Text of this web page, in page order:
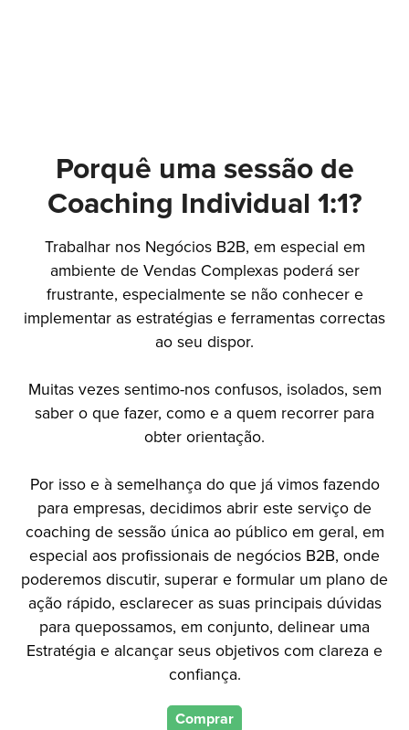
Porquê uma sessão de
Coaching Individual 1:1?
Trabalhar nos Negócios B2B, em especial em
ambiente de Vendas Complexas poderá ser
frustrante, especialmente se não conhecer e
implementar as estratégias e ferramentas correctas
ao seu dispor.
Muitas vezes sentimo-nos confusos, isolados, sem
saber o que fazer, como e a quem recorrer para
obter orientação.
Por isso e à semelhança do que já vimos fazendo
para empresas, decidimos abrir este serviço de
coaching de sessão única ao público em geral, em
especial aos profissionais de negócios B2B, onde
poderemos discutir, superar e formular um plano de
ação rápido, esclarecer as suas principais dúvidas
para quepossamos, em conjunto, delinear uma
Estratégia e alcançar seus objetivos com clareza e
confiança.
Comprar